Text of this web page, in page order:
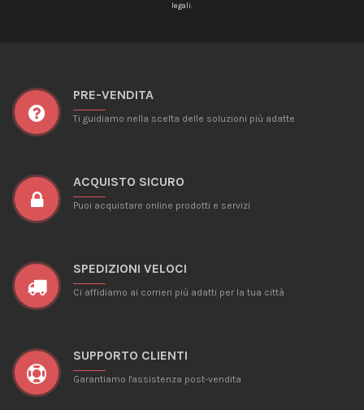
legali.
PRE-VENDITA
Ti guidiamo nella scelta delle soluzioni più adatte
ACQUISTO SICURO
Puoi acquistare online prodotti e servizi
SPEDIZIONI VELOCI
Ci affidiamo ai corrieri più adatti per la tua città
SUPPORTO CLIENTI
Garantiamo l'assistenza post-vendita